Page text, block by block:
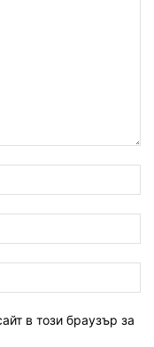
в този браузър за